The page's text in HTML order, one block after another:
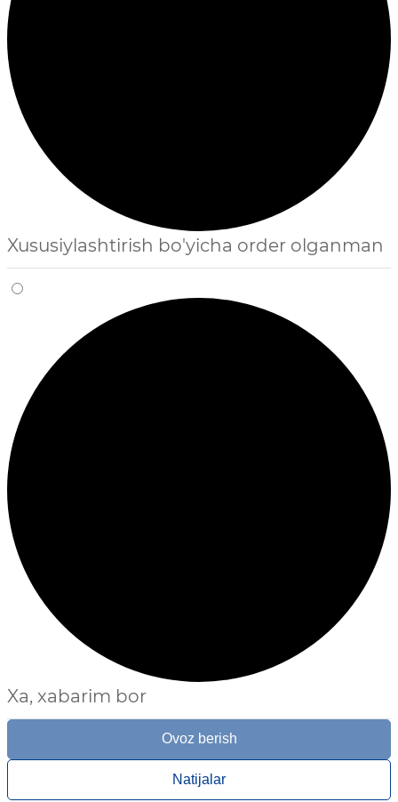
Xususiylashtirish bo'yicha order olganman
Xa, xabarim bor
Ovoz berish
Natijalar